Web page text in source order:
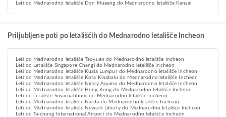
Leti od Mednarodno letališče Don Mueang do Mednarodno letališče Kansai
Priljubljene poti po letališčih do Mednarodno letališče Incheon
Leti od Mednarodno letališče Taoyuan do Mednarodno letališče Incheon
Leti od Letališče Singapore Changi do Mednarodno letališče Incheon
Leti od Mednarodno letališče Kuala Lumpur do Mednarodno letališče Incheon
Leti od Mednarodno letališče Kota Kinabalu do Mednarodno letališče Incheon
Leti od Mednarodno letališče Ninoy Aquino do Mednarodno letališče Incheon
Leti od Mednarodno letališče Hong Kong do Mednarodno letališče Incheon
Leti od Letališče Suvarnabhumi do Mednarodno letališče Incheon
Leti od Mednarodno letališče Narita do Mednarodno letališče Incheon
Leti od Mednarodno letališče Newark Liberty do Mednarodno letališče Incheon
Leti od Taichung International Airport do Mednarodno letališče Incheon